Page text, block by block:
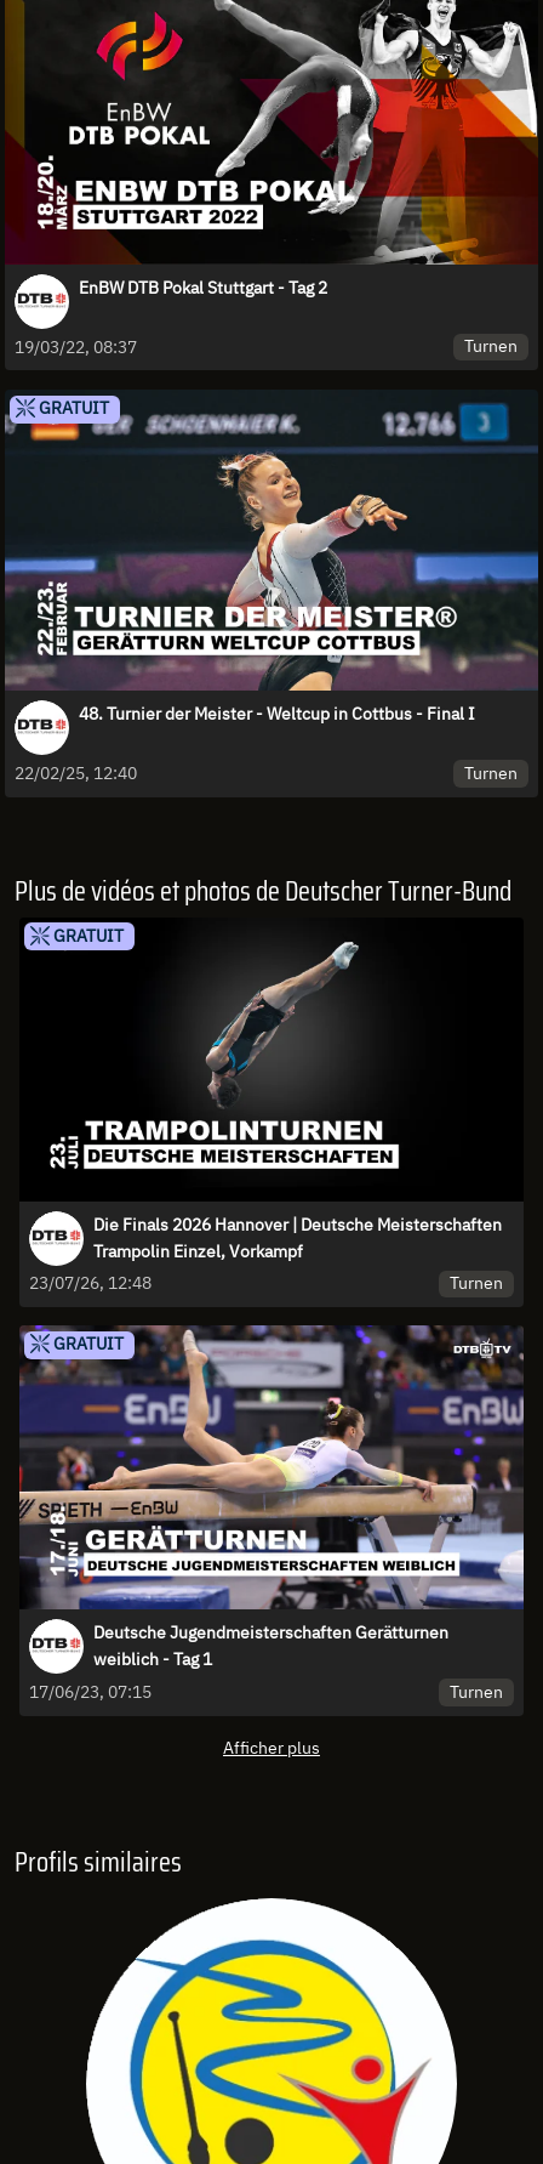
EnBW DTB Pokal Stuttgart - Tag 2
19/03/22, 08:37 Turnen
GRATUIT
48. Turnier der Meister - Weltcup in Cottbus - Final I
22/02/25, 12:40 Turnen
Plus de vidéos et photos de Deutscher Turner-Bund
GRATUIT
Die Finals 2026 Hannover | Deutsche Meisterschaften
Trampolin Einzel, Vorkampf
23/07/26, 12:48
Turnen
GRATUIT
Deutsche Jugendmeisterschaften Gerätturnen
weiblich - Tag 1
17/06/23, 07:15
Turnen
Afficher plus
Profils similaires